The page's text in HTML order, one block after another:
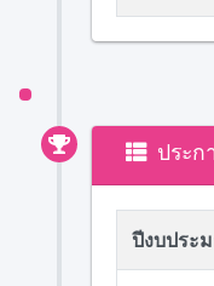
ประก
ปีงบประ